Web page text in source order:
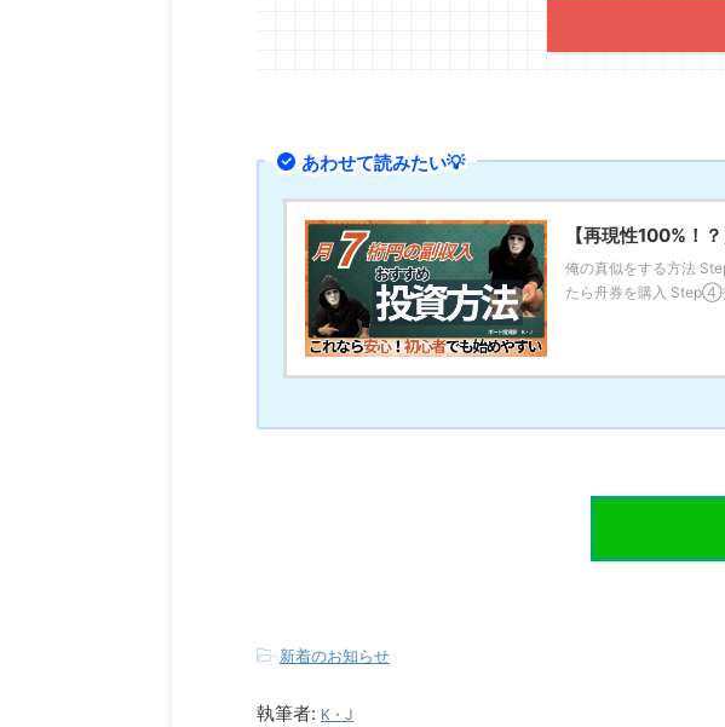
あわせて読みたい💡
【再現性100%！
俺の真似をする方法
たら舟券を購入 Step④
-新着のお知らせ
執筆者: K・J